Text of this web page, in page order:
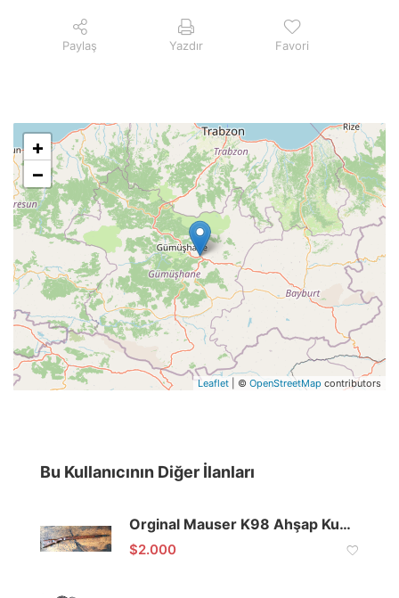
Paylaş Yazdır Favori
+
−
Leaflet | © OpenStreetMap contributors
Bu Kullanıcının Diğer İlanları
Orginal Mauser K98 Ahşap Kundak
$2.000